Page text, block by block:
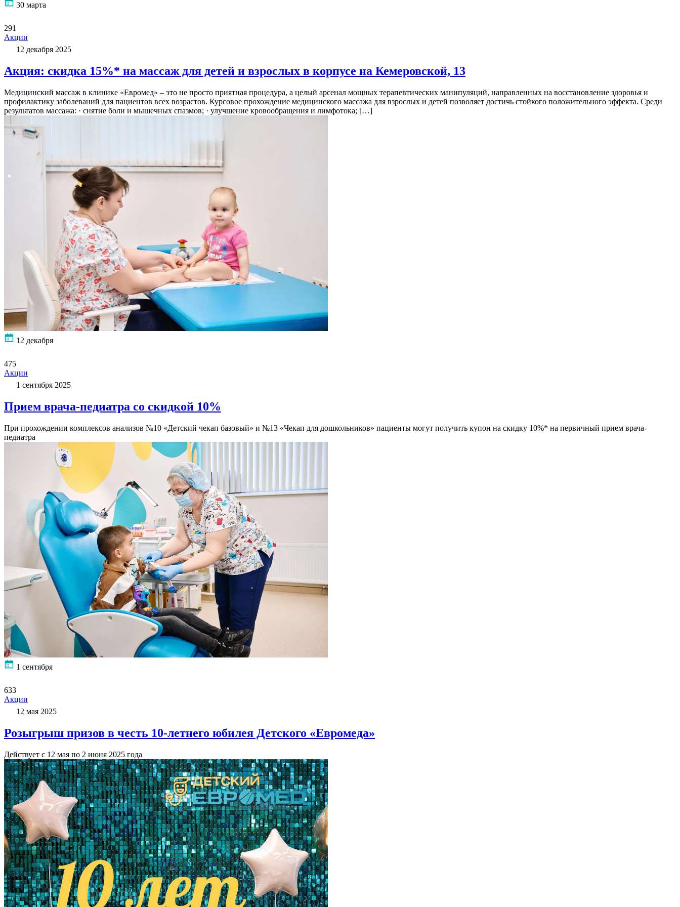
30 марта
291
Акции
12 декабря 2025
Акция: скидка 15%* на массаж для детей и взрослых в корпусе на Кемеровской, 13
Медицинский массаж в клинике «Евромед» – это не просто приятная процедура, а целый арсенал мощных терапевтических манипуляций, направленных на восстановление здоровья и
профилактику заболеваний для пациентов всех возрастов. Курсовое прохождение медицинского массажа для взрослых и детей позволяет достичь стойкого положительного эффекта. Среди
результатов массажа: · снятие боли и мышечных спазмов; · улучшение кровообращения и лимфотока; […]
12 декабря
475
Акции
1 сентября 2025
Прием врача-педиатра со скидкой 10%
При прохождении комплексов анализов №10 «Детский чекап базовый» и №13 «Чекап для дошкольников» пациенты могут получить купон на скидку 10%* на первичный прием врача-
педиатра
1 сентября
633
Акции
12 мая 2025
Розыгрыш призов в честь 10-летнего юбилея Детского «Евромеда»
Действует с 12 мая по 2 июня 2025 года